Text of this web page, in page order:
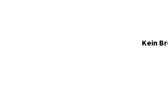
Kein